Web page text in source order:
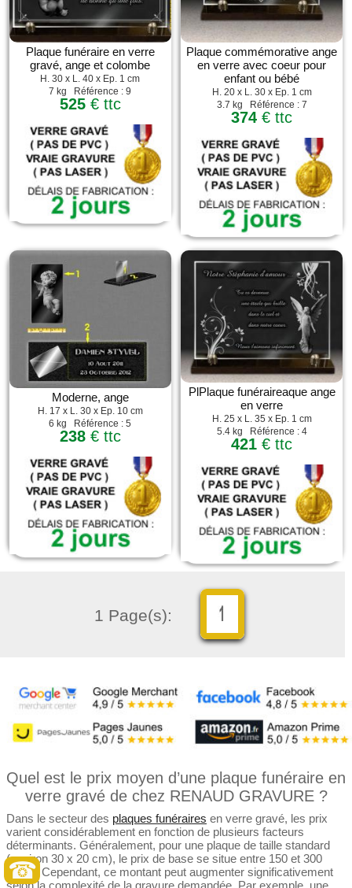
☎
Plaque funéraire en verre
gravé, ange et colombe
H. 30 x L. 40 x Ep. 1 cm
7 kg Référence : 9
525€ ttc
Plaque commémorative ange
en verre avec coeur pour
enfant ou bébé
H. 20 x L. 30 x Ep. 1 cm
3.7 kg Référence : 7
374 € ttc
Moderne, ange
H. 17 x L. 30 x Ep. 10 cm
6 kg Référence : 5
238€ ttc
PlPlaque funéraireaque ange
en verre
H. 25 x L. 35 x Ep. 1 cm
5.4 kg Référence : 4
421 € ttc
1 Page(s):
Quel est le prix moyen d’une plaque funéraire en
verre gravé de chez RENAUD GRAVURE ?
Dans le secteur des plaques funéraires en verre gravé, les prix
varient considérablement en fonction de plusieurs facteurs
déterminants. Généralement, pour une plaque de taille standard
(environ 30 x 20 cm), le prix de base se situe entre 150 et 300
euros. Cependant, ce montant peut augmenter significativement